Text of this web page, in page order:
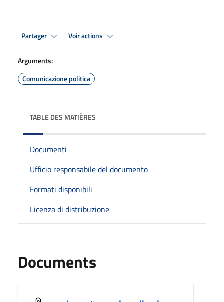
Partager Voir actions
Arguments:
Comunicazione politica
TABLE DES MATIÈRES
Documenti
Ufficio responsabile del documento
Formati disponibili
Licenza di distribuzione
Documents